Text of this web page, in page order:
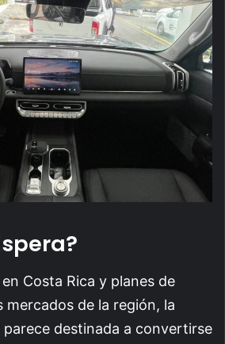
Costa Rica y planes de
mercados de la región, la
destinada a convertirse